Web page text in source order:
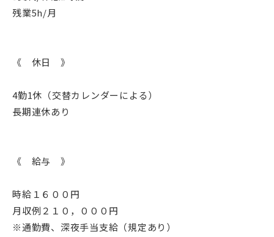
残業5h/月
《 休日 》
4勤1休（交替カレンダーによる）
長期連休あり
《 給与 》
時給１６００円
月収例２１０，０００円
※通勤費、深夜手当支給（規定あり）